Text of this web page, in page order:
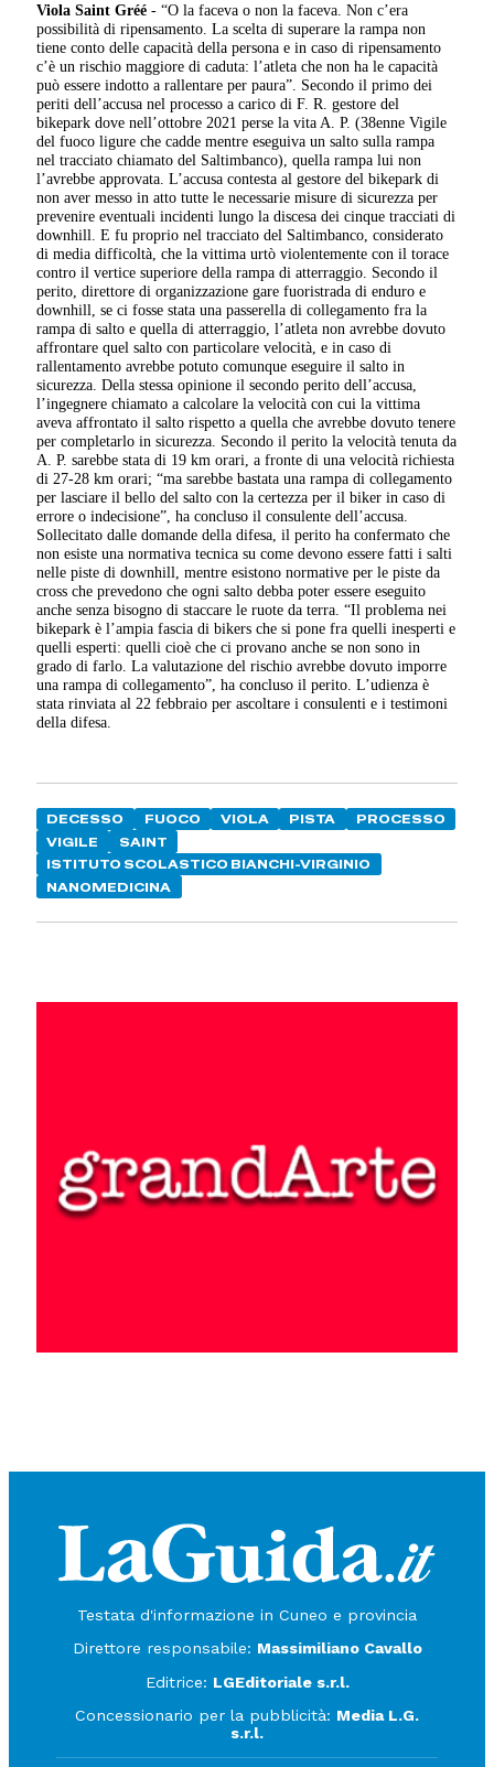
Viola Saint Gréé - “O la faceva o non la faceva. Non c’era
possibilità di ripensamento. La scelta di superare la rampa non
tiene conto delle capacità della persona e in caso di ripensamento
c’è un rischio maggiore di caduta: l’atleta che non ha le capacità
può essere indotto a rallentare per paura”. Secondo il primo dei
periti dell’accusa nel processo a carico di F. R. gestore del
bikepark dove nell’ottobre 2021 perse la vita A. P. (38enne Vigile
del fuoco ligure che cadde mentre eseguiva un salto sulla rampa
nel tracciato chiamato del Saltimbanco), quella rampa lui non
l’avrebbe approvata. L’accusa contesta al gestore del bikepark di
non aver messo in atto tutte le necessarie misure di sicurezza per
prevenire eventuali incidenti lungo la discesa dei cinque tracciati di
downhill. E fu proprio nel tracciato del Saltimbanco, considerato
di media difficoltà, che la vittima urtò violentemente con il torace
contro il vertice superiore della rampa di atterraggio. Secondo il
perito, direttore di organizzazione gare fuoristrada di enduro e
downhill, se ci fosse stata una passerella di collegamento fra la
rampa di salto e quella di atterraggio, l’atleta non avrebbe dovuto
affrontare quel salto con particolare velocità, e in caso di
rallentamento avrebbe potuto comunque eseguire il salto in
sicurezza. Della stessa opinione il secondo perito dell’accusa,
l’ingegnere chiamato a calcolare la velocità con cui la vittima
aveva affrontato il salto rispetto a quella che avrebbe dovuto tenere
per completarlo in sicurezza. Secondo il perito la velocità tenuta da
A. P. sarebbe stata di 19 km orari, a fronte di una velocità richiesta
di 27-28 km orari; “ma sarebbe bastata una rampa di collegamento
per lasciare il bello del salto con la certezza per il biker in caso di
errore o indecisione”, ha concluso il consulente dell’accusa.
Sollecitato dalle domande della difesa, il perito ha confermato che
non esiste una normativa tecnica su come devono essere fatti i salti
nelle piste di downhill, mentre esistono normative per le piste da
cross che prevedono che ogni salto debba poter essere eseguito
anche senza bisogno di staccare le ruote da terra. “Il problema nei
bikepark è l’ampia fascia di bikers che si pone fra quelli inesperti e
quelli esperti: quelli cioè che ci provano anche se non sono in
grado di farlo. La valutazione del rischio avrebbe dovuto imporre
una rampa di collegamento”, ha concluso il perito. L’udienza è
stata rinviata al 22 febbraio per ascoltare i consulenti e i testimoni
della difesa.
DECESSO FUOCO VIOLA PISTA
PROCESSO
VIGILE
SAINT
ISTITUTO SCOLASTICO BIANCHI-VIRGINIO
NANOMEDICINA
Testata d'informazione in Cuneo e provincia
Direttore responsabile: Massimiliano Cavallo
Editrice: LGEditoriale s.r.l.
Concessionario per la pubblicità: Media L.G.
s.r.l.